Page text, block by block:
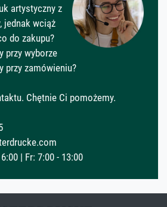
artystyczny z
jednak wciąż
do zakupu?
przy wyborze
przy zamówieniu?
Chętnie Ci pomożemy.
| Fr: 7:00 - 13:00